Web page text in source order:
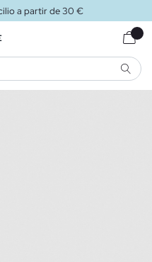
a partir de 30 €